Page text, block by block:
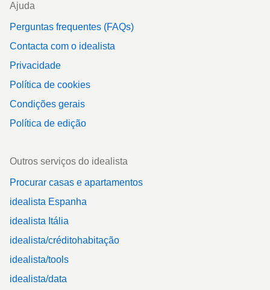
Ajuda
Perguntas frequentes (FAQs)
Contacta com o idealista
Privacidade
Política de cookies
Condições gerais
Política de edição
Outros serviços do idealista
Procurar casas e apartamentos
idealista Espanha
idealista Itália
idealista/créditohabitação
idealista/tools
idealista/data